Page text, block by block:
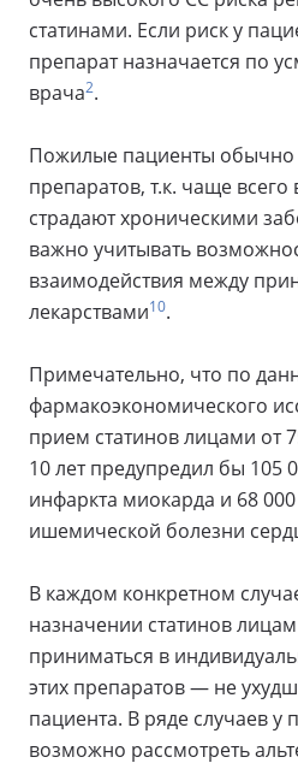
статинами. Если риск у
препарат назначается по
врача2.
Пожилые пациенты
препаратов, т.к. чаще всего
страдают хроническими
важно учитывать
взаимодействия между
лекарствами10.
Примечательно, что по
фармакоэкономического
прием статинов лицами от
10 лет предупредил бы 105
инфаркта миокарда и 68
ишемической болезни
В каждом конкретном
назначении статинов
приниматься в
этих препаратов — не
пациента. В ряде случаев
возможно рассмотреть